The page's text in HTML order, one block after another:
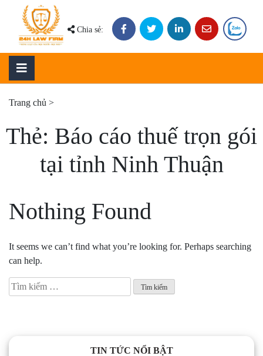
content
Chia sẻ:
Trang chủ >
Thẻ: Báo cáo thuế trọn gói
tại tỉnh Ninh Thuận
Nothing Found
It seems we can’t find what you’re looking for. Perhaps searching
can help.
Tìm
kiếm
TIN TỨC NỔI BẬT